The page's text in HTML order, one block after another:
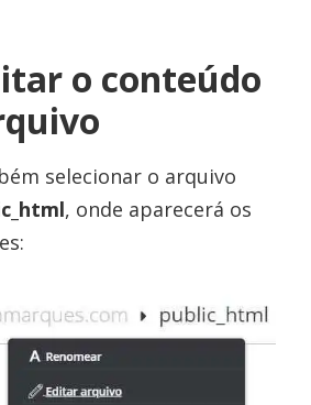
o conteúdo
selecionar o arquivo
, onde aparecerá os